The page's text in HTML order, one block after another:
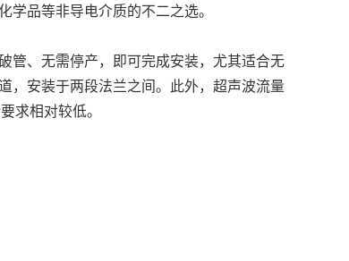
学品等非导电介质的不二之选。
管、无需停产，即可完成安装，尤其适合无
，安装于两段法兰之间。此外，超声波流量
求相对较低。